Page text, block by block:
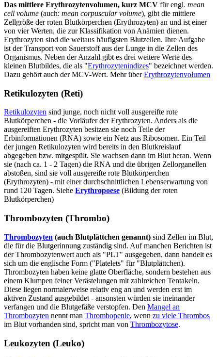
Das mittlere Erythrozytenvolumen, kurz MCV für engl. mean
cell volume (auch: mean corpuscular volume), gibt die mittlere
Zellgröße der roten Blutkörperchen (Erythrozyten) an und ist einer
von vier Werten, die zur Klassifikation von Anämien dienen.
Erythrozyten sind die weitaus häufigsten Blutzellen. Ihre Aufgabe
ist der Transport von Sauerstoff aus der Lunge in die Zellen des
Organismus. Neben der Anzahl gibt es drei weitere Werte des
kleinen Blutbildes, die als "Erythrozytenindizes" bezeichnet werden.
Dazu gehört auch der MCV-Wert. Mehr überErythrozytenvolumen
Retikulozyten (Reti)
Retikulozyten sind junge, noch nicht voll ausgereifte rote
Blutkörperchen - die Vorläufer der Erythrozyten. Anders als die
ausgereiften Erythrozyten besitzen sie noch Teile der
Erbinformationen (RNA) sowie ein Netz aus Ribosomen. Ein Teil
der jungen Retikulozyten wird bereits in den Blutkreislauf
abgegeben bzw. mitgespült. Sie wachsen dann im Blut heran. Wenn
sie (nach ca. 1 - 2 Tagen) die RNA und die übrigen Zellorganellen
abstoßen, sind sie voll ausgereifte rote Blutkörperchen
(Erythrozyten) - mit einer durchschnittlichen Lebenserwartung von
rund 120 Tagen. Siehe Erythropoese (Bildung der roten
Blutkörperchen)
Thrombozyten (Thrombo)
Thrombozyten (auch Blutplättchen genannt) sind Zellen im Blut,
die für die Blutgerinnung zuständig sind. Auf manchen Berichten ist
der Thrombozytenwert auch als "PLT" ausgegeben, dann handelt es
sich um die englische Form ("Platelets" für "Blutplättchen).
Thrombozyten haben keine glatte Oberfläche, sondern bestehen aus
einem Klumpen feiner Verästelungen mit zahlreichen Tentakeln.
Diese liegen normalerweise relativ eng an und werden erst im
aktiven Zustand ausgebildet - ansonsten würden sie ineinander
verfangen und die Blutgefäße verstopfen. Den Mangel an
Thrombozyten nennt man Thrombopenie, wenn zu viele Thrombos
im Blut vorhanden sind, spricht man von Thrombozytose.
Leukozyten (Leuko)